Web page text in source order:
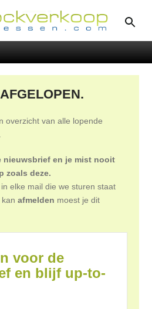
overzicht van alle lopende
nieuwsbrief en je mist nooit
zoals deze.
elke mail die we sturen staat
kanafmelden moest je dit
voor de
en blijf up-to-